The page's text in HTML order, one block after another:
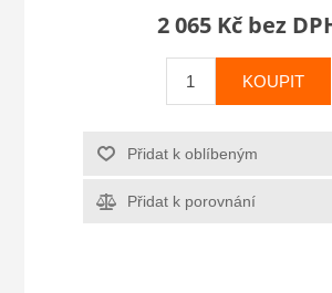
2 065 Kč bez
KOUPIT
Přidat k oblíbeným
Přidat k porovnání